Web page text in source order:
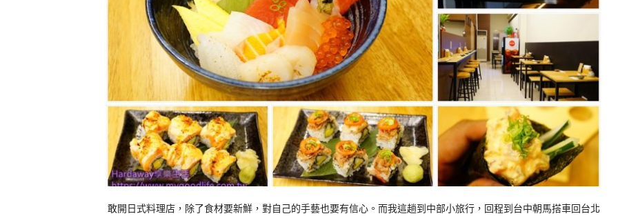
敢開日式料理店，除了食材要新鮮，對自己的手藝也要有信心。而我這趟到中部小旅行，回程到台中朝馬搭車回台北